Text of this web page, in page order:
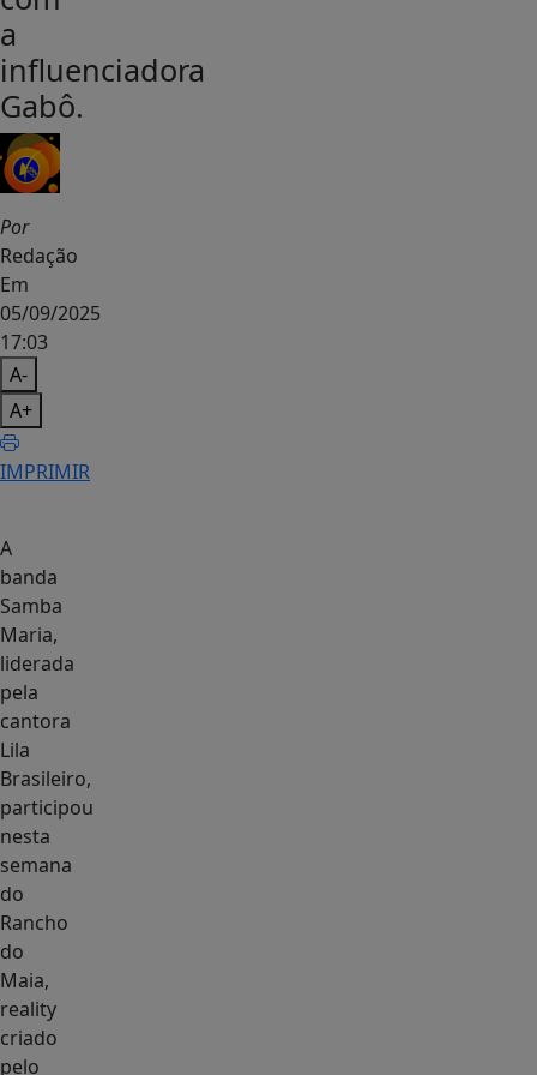
a
influenciadora
Gabô.
Por
Redação
Em
05/09/2025
17:03
A-
A+
IMPRIMIR
A
banda
Samba
Maria,
liderada
pela
cantora
Lila
Brasileiro,
participou
nesta
semana
do
Rancho
do
Maia,
reality
criado
pelo